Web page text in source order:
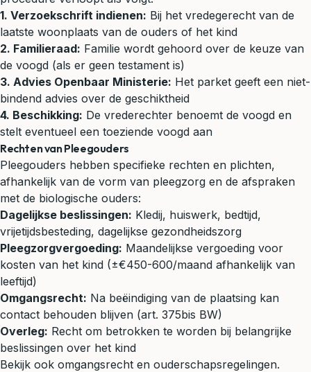
1. Verzoekschrift indienen: Bij het vredegerecht van de
laatste woonplaats van de ouders of het kind
2. Familieraad: Familie wordt gehoord over de keuze van
de voogd (als er geen testament is)
3. Advies Openbaar Ministerie: Het parket geeft een niet-
bindend advies over de geschiktheid
4. Beschikking: De vrederechter benoemt de voogd en
stelt eventueel een toeziende voogd aan
Rechten van Pleegouders
Pleegouders hebben specifieke rechten en plichten,
afhankelijk van de vorm van pleegzorg en de afspraken
met de biologische ouders:
Dagelijkse beslissingen: Kledij, huiswerk, bedtijd,
vrijetijdsbesteding, dagelijkse gezondheidszorg
Pleegzorgvergoeding: Maandelijkse vergoeding voor
kosten van het kind (±€450-600/maand afhankelijk van
leeftijd)
Omgangsrecht: Na beëindiging van de plaatsing kan
contact behouden blijven (art. 375bis BW)
Overleg: Recht om betrokken te worden bij belangrijke
beslissingen over het kind
Bekijk ook omgangsrecht en ouderschapsregelingen.